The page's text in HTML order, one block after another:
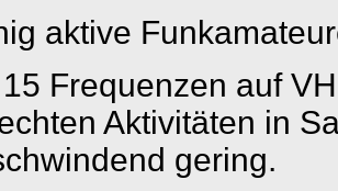
aktive
Frequenzen auf
Aktivitäten in
gering.